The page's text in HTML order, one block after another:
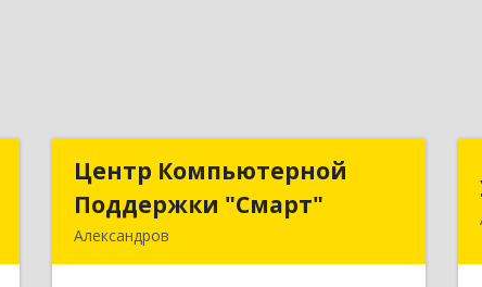
Центр Компьютерной
Поддержки "Смарт"
Александров
Центр Компьютерной
Поддержки "Смарт"